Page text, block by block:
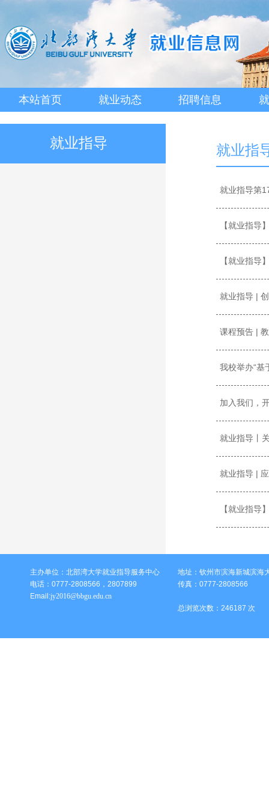
本站首页 就业动态 招聘信息
就业指导 就业指
就业指导第
【就业指导
【就业指导
就业指导 |
课程预告 |
我校举办“
加入我们，
就业指导丨
就业指导 |
【就业指导
主办单位：北部湾大学就业指导服务中心
电话：0777-2808566，2807899
Email:jy2016@bbgu.edu.cn
地址：钦州市滨海新城滨海
传真：0777-2808566
总浏览次数： 246187 次